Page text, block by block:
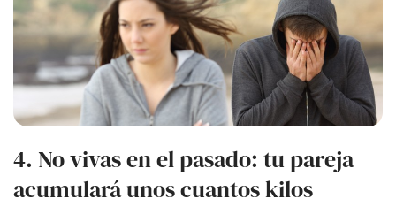
4. No vivas en el pasado: tu pareja
acumulará unos cuantos kilos